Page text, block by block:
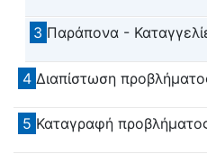
3 Παράπονα -
4 Διαπίστωση
5 Καταγραφή